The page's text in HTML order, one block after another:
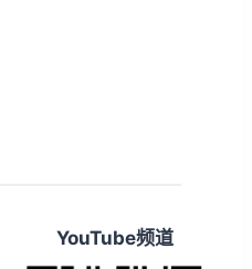
YouTube频道